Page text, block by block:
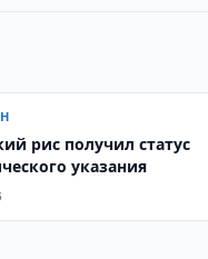
рис получил статус
указания